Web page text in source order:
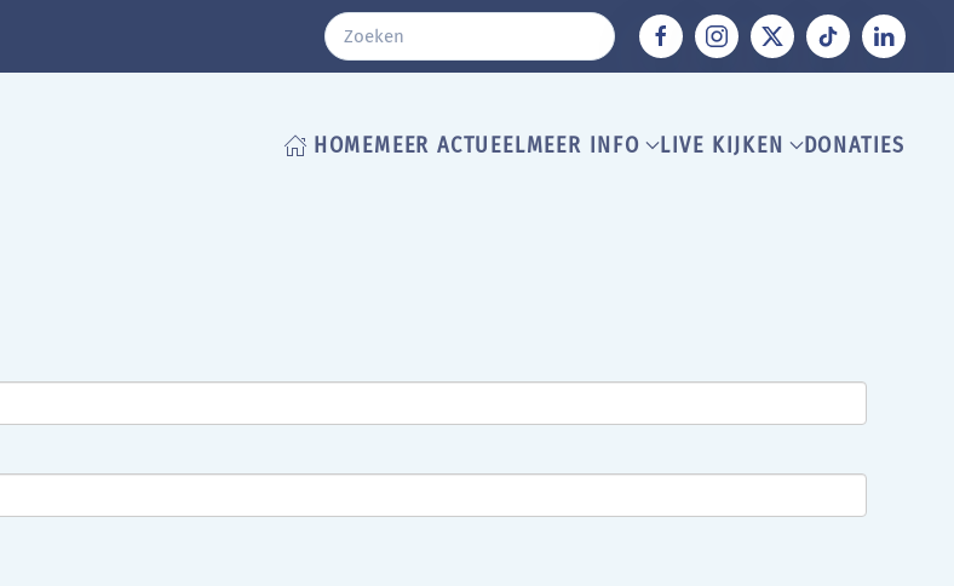
HOMEMEER ACTUEELMEER INFO LIVE KIJKEN DONATIES